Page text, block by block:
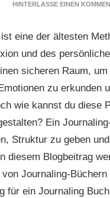
HINTERLASSE EINEN
eine der ältesten
und des
sicheren Raum,
zu erkunden
wie kannst du diese
Ein
Struktur zu geben
diesem Blogbeitrag
von Journaling-
für ein Journaling